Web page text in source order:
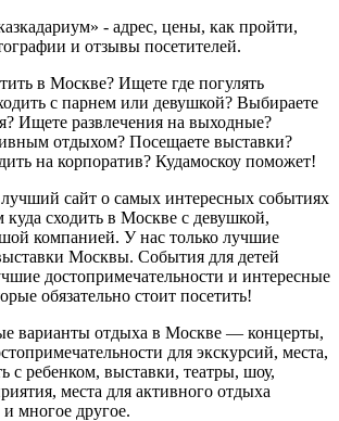
- адрес, цены, как пройти,
и отзывы посетителей.
в Москве? Ищете где погулять
с парнем или девушкой? Выбираете
Ищете развлечения на выходные?
отдыхом? Посещаете выставки?
на корпоратив? Кудамоскоу поможет!
сайт о самых интересных событиях
сходить в Москве с девушкой,
компанией. У нас только лучшие
Москвы. События для детей
достопримечательности и интересные
обязательно стоит посетить!
варианты отдыха в Москве — концерты,
для экскурсий, места,
с ребенком, выставки, театры, шоу,
места для активного отдыха
многое другое.